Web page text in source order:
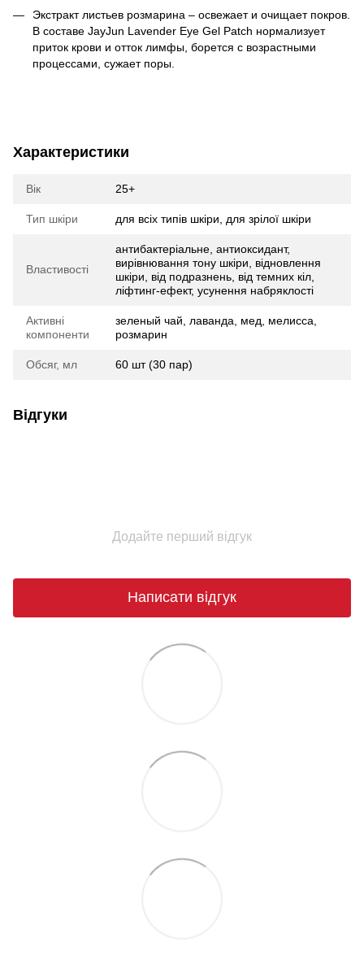
Экстракт листьев розмарина – освежает и очищает покров.
В составе JayJun Lavender Eye Gel Patch нормализует
приток крови и отток лимфы, борется с возрастными
процессами, сужает поры.
Характеристики
Вік 25+
Тип шкіри для всіх типів шкіри, для зрілої шкіри
Властивості
антибактеріальне, антиоксидант,
вирівнювання тону шкіри, відновлення
шкіри, від подразнень, від темних кіл,
ліфтинг-ефект, усунення набряклості
Активні
компоненти
зеленый чай, лаванда, мед, мелисса,
розмарин
Обсяг, мл 60 шт (30 пар)
Відгуки
Додайте перший відгук
Написати відгук